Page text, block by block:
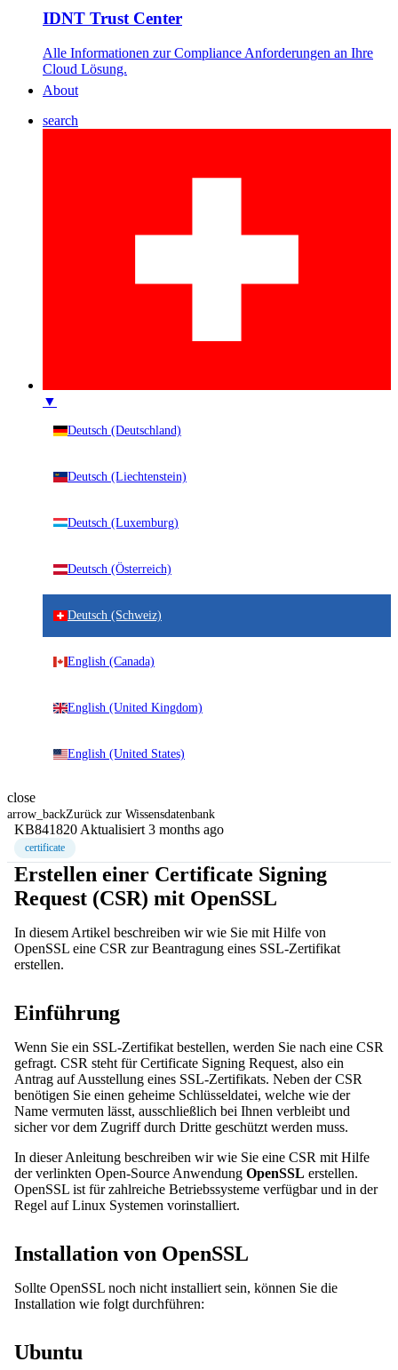
IDNT Trust Center
Alle Informationen zur Compliance Anforderungen an Ihre
Cloud Lösung.
About
search
▼
Deutsch (Deutschland)
Deutsch (Liechtenstein)
Deutsch (Luxemburg)
Deutsch (Österreich)
Deutsch (Schweiz)
English (Canada)
English (United Kingdom)
English (United States)
close
arrow_backZurück zur Wissensdatenbank
KB841820 Aktualisiert 3 months ago
certificate
Erstellen einer Certificate Signing
Request (CSR) mit OpenSSL
In diesem Artikel beschreiben wir wie Sie mit Hilfe von
OpenSSL eine CSR zur Beantragung eines SSL-Zertifikat
erstellen.
Einführung
Wenn Sie ein SSL-Zertifikat bestellen, werden Sie nach eine CSR
gefragt. CSR steht für Certificate Signing Request, also ein
Antrag auf Ausstellung eines SSL-Zertifikats. Neben der CSR
benötigen Sie einen geheime Schlüsseldatei, welche wie der
Name vermuten lässt, ausschließlich bei Ihnen verbleibt und
sicher vor dem Zugriff durch Dritte geschützt werden muss.
In dieser Anleitung beschreiben wir wie Sie eine CSR mit Hilfe
der verlinkten Open-Source Anwendung OpenSSL erstellen.
OpenSSL ist für zahlreiche Betriebssysteme verfügbar und in der
Regel auf Linux Systemen vorinstalliert.
Installation von OpenSSL
Sollte OpenSSL noch nicht installiert sein, können Sie die
Installation wie folgt durchführen:
Ubuntu